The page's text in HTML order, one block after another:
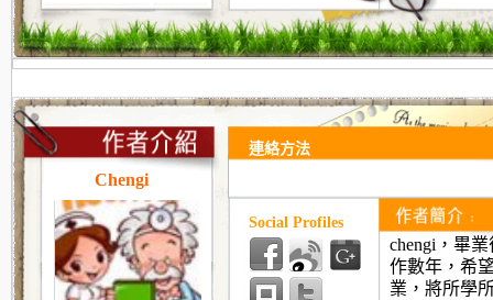
Chengi
chengi，畢
作數年，希
業，將所學
連絡方法
Social Profiles